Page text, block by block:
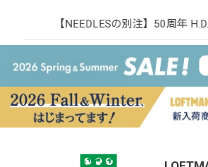
【NEEDLESの別注】50周年